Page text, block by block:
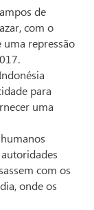
de
com o
uma repressão
para
uma
com os
onde os